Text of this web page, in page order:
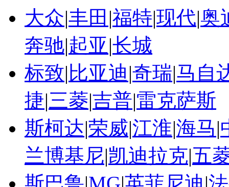
大众|丰田 |福特|现代|奥
奔驰|起亚|长城
标致| 比亚迪|奇瑞|马自
捷|三菱|吉普|雷克萨斯
斯柯达|荣威|江淮|海马|
兰博基尼|凯迪拉克|五